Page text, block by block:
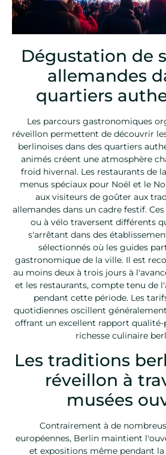
Dégustation de
allemandes
quartiers
Les parcours gastronomiques
réveillon permettent de découvrir
berlinoises dans des quartiers
animés créent une atmosphère
froid hivernal. Les restaurants de
menus spéciaux pour Noël et le
aux visiteurs de goûter aux
allemandes dans un cadre festif.
ou à vélo traversent différents
s'arrêtant dans des
sélectionnés où les guides
gastronomique de la ville. Il est
au moins deux à trois jours à
et les restaurants, compte tenu de
pendant cette période. Les
quotidiennes oscillent
offrant un excellent rapport
richesse culinaire
Les traditions
réveillon à
musées
Contrairement à de
européennes, Berlin maintient
et expositions même pendant la